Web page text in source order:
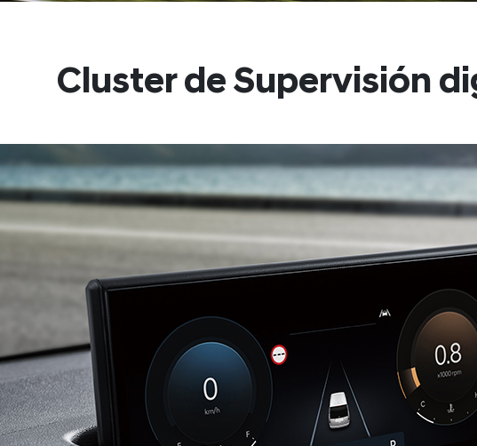
Cluster de Supervisión